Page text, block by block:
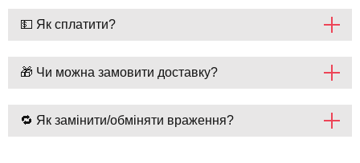
💵 Як сплатити?
🎁 Чи можна замовити доставку?
🔁 Як замінити/обміняти враження?